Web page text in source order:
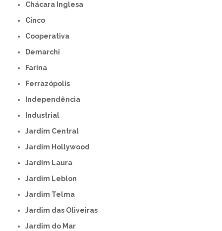
Chácara Inglesa
Cinco
Cooperativa
Demarchi
Farina
Ferrazópolis
Independência
Industrial
Jardim Central
Jardim Hollywood
Jardim Laura
Jardim Leblon
Jardim Telma
Jardim das Oliveiras
Jardim do Mar